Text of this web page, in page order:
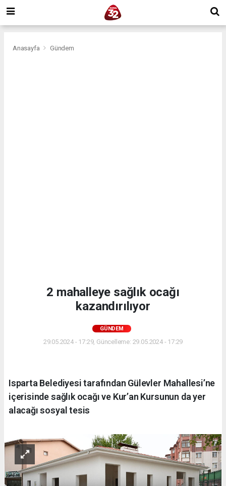
Anasayfa Gündem
2 mahalleye sağlık ocağı
kazandırılıyor
GÜNDEM
29.05.2024 - 17:29, Güncelleme: 29.05.2024 - 17:29
Isparta Belediyesi tarafından Gülevler Mahallesi’ne
içerisinde sağlık ocağı ve Kur’an Kursunun da yer
alacağı sosyal tesis